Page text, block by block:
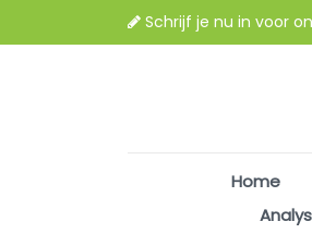
Schrijf je nu in voor
Home